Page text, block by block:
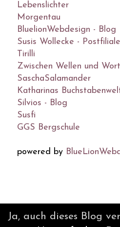
Lebenslichter
Morgentau
BluelionWebdesign - Blog
Susis Wollecke -
Tirilli
Zwischen Wellen und
SaschaSalamander
Katharinas
Silvios - Blog
Susfi
GGS Bergschule
powered by
BlueLionWebdesign.de
Ja, auch dieses Blog